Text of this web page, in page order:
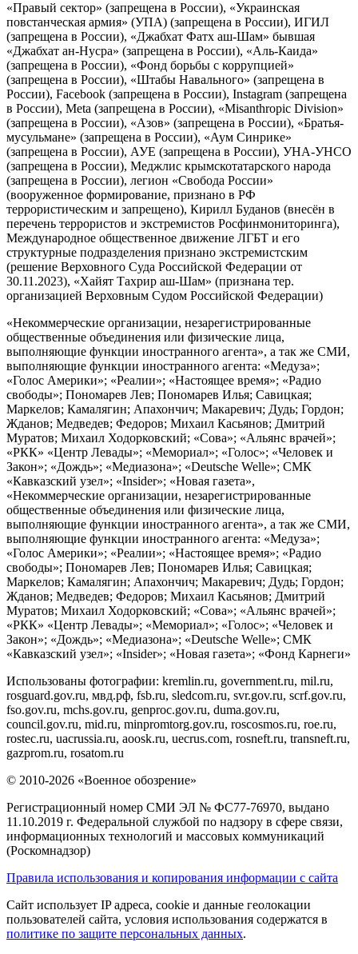
«Правый сектор» (запрещена в России), «Украинская
повстанческая армия» (УПА) (запрещена в России), ИГИЛ
(запрещена в России), «Джабхат Фатх аш-Шам» бывшая
«Джабхат ан-Нусра» (запрещена в России), «Аль-Каида»
(запрещена в России), «Фонд борьбы с коррупцией»
(запрещена в России), «Штабы Навального» (запрещена в
России), Facebook (запрещена в России), Instagram (запрещена
в России), Meta (запрещена в России), «Misanthropic Division»
(запрещена в России), «Азов» (запрещена в России), «Братья-
мусульмане» (запрещена в России), «Аум Синрике»
(запрещена в России), АУЕ (запрещена в России), УНА-УНСО
(запрещена в России), Меджлис крымскотатарского народа
(запрещена в России), легион «Свобода России»
(вооруженное формирование, признано в РФ
террористическим и запрещено), Кирилл Буданов (внесён в
перечень террористов и экстремистов Росфинмониторинга),
Международное общественное движение ЛГБТ и его
структурные подразделения признано экстремистским
(решение Верховного Суда Российской Федерации от
30.11.2023), «Хайят Тахрир аш-Шам» (признана тер.
организацией Верховным Судом Российской Федерации)
«Некоммерческие организации, незарегистрированные
общественные объединения или физические лица,
выполняющие функции иностранного агента», а так же СМИ,
выполняющие функции иностранного агента: «Медуза»;
«Голос Америки»; «Реалии»; «Настоящее время»; «Радио
свободы»; Пономарев Лев; Пономарев Илья; Савицкая;
Маркелов; Камалягин; Апахончич; Макаревич; Дудь; Гордон;
Жданов; Медведев; Федоров; Михаил Касьянов; Дмитрий
Муратов; Михаил Ходорковский; «Сова»; «Альянс врачей»;
«РКК» «Центр Левады»; «Мемориал»; «Голос»; «Человек и
Закон»; «Дождь»; «Медиазона»; «Deutsche Welle»; СМК
«Кавказский узел»; «Insider»; «Новая газета»,
«Некоммерческие организации, незарегистрированные
общественные объединения или физические лица,
выполняющие функции иностранного агента», а так же СМИ,
выполняющие функции иностранного агента: «Медуза»;
«Голос Америки»; «Реалии»; «Настоящее время»; «Радио
свободы»; Пономарев Лев; Пономарев Илья; Савицкая;
Маркелов; Камалягин; Апахончич; Макаревич; Дудь; Гордон;
Жданов; Медведев; Федоров; Михаил Касьянов; Дмитрий
Муратов; Михаил Ходорковский; «Сова»; «Альянс врачей»;
«РКК» «Центр Левады»; «Мемориал»; «Голос»; «Человек и
Закон»; «Дождь»; «Медиазона»; «Deutsche Welle»; СМК
«Кавказский узел»; «Insider»; «Новая газета»; «Фонд Карнеги»
Использованы фотографии: kremlin.ru, government.ru, mil.ru,
rosguard.gov.ru, мвд.рф, fsb.ru, sledcom.ru, svr.gov.ru, scrf.gov.ru,
fso.gov.ru, mchs.gov.ru, genproc.gov.ru, duma.gov.ru,
council.gov.ru, mid.ru, minpromtorg.gov.ru, roscosmos.ru, roe.ru,
rostec.ru, uacrussia.ru, aoosk.ru, uecrus.com, rosneft.ru, transneft.ru,
gazprom.ru, rosatom.ru
© 2010-2026 «Военное обозрение»
Регистрационный номер СМИ ЭЛ № ФС77-76970, выдано
11.10.2019 г. Федеральной службой по надзору в сфере связи,
информационных технологий и массовых коммуникаций
(Роскомнадзор)
Правила использования и копирования информации с сайта
Сайт использует IP адреса, cookie и данные геолокации
пользователей сайта, условия использования содержатся в
политике по защите персональных данных.